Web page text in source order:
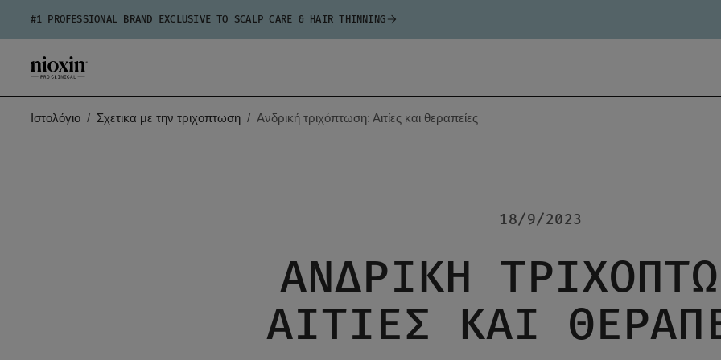
#1 PROFESSIONAL BRAND EXCLUSIVE TO SCALP CARE & HAIR THINNING
Ιστολόγιο Σχετικα με την τριχοπτωση Ανδρική τριχόπτωση: Αιτίες και θεραπείες
18/9/2023
ΑΝΔΡΙΚΉ
ΑΙΤΊΕΣ ΚΑΙ